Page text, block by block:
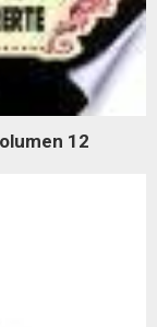
12